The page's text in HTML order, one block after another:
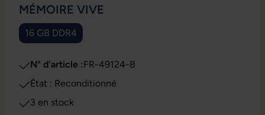
SÉLECTIONNEZ
MÉMOIRE VIVE
16 GB DDR4
N° d'article :FR-49124-B
État : Reconditionné
3 en stock